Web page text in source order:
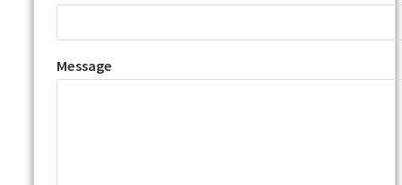
Message